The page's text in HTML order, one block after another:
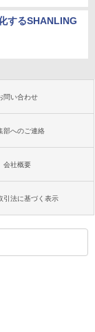
するSHANLING
問い合わせ
部へのご連絡
会社概要
引法に基づく表示